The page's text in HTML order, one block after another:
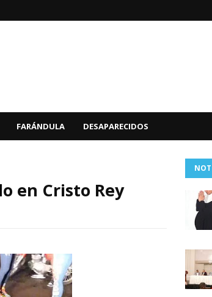
FARÁNDULA DESAPARECIDOS
en Cristo Rey